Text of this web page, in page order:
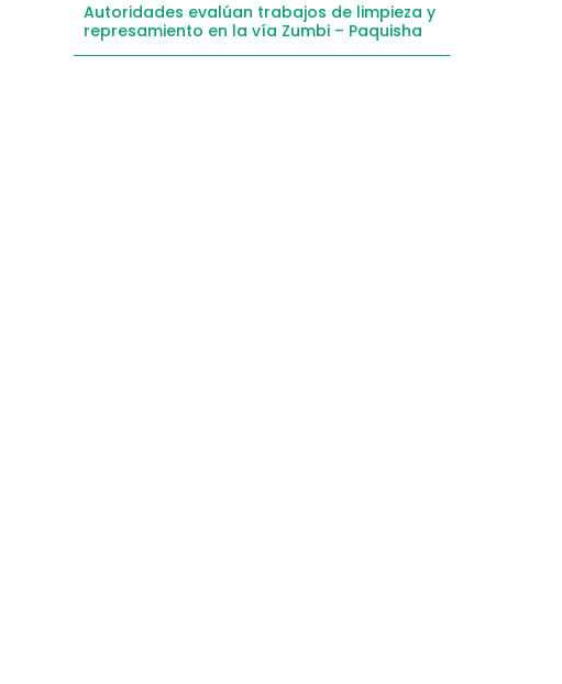
Autoridades evalúan trabajos de limpieza y
represamiento en la vía Zumbi – Paquisha